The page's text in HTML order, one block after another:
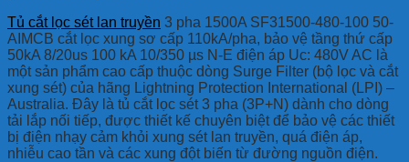
Tủ cắt lọc sét lan truyền 3 pha 1500A SF31500-480-100 50-
AIMCB cắt lọc xung sơ cấp 110kA/pha, bảo vệ tầng thứ cấp
50kA 8/20us 100 kA 10/350 µs N-E điện áp Uc: 480V AC là
một sản phẩm cao cấp thuộc dòng Surge Filter (bộ lọc và cắt
xung sét) của hãng Lightning Protection International (LPI) –
Australia. Đây là tủ cắt lọc sét 3 pha (3P+N) dành cho dòng
tải lắp nối tiếp, được thiết kế chuyên biệt để bảo vệ các thiết
bị điện nhạy cảm khỏi xung sét lan truyền, quá điện áp,
nhiễu cao tần và các xung đột biến từ đường nguồn điện.